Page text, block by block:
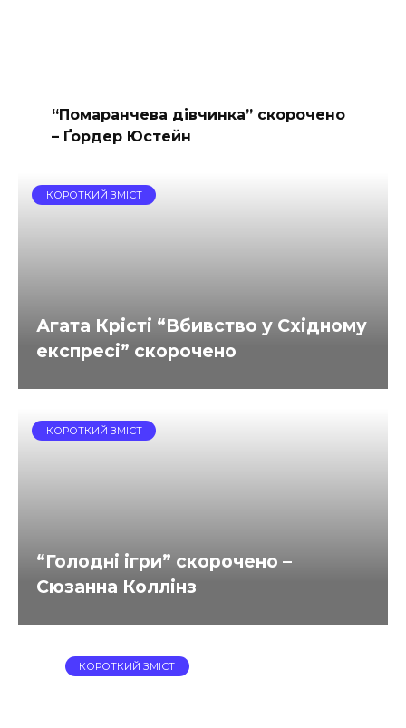
“Помаранчева дівчинка” скорочено
– Ґордер Юстейн
КОРОТКИЙ ЗМІСТ
Агата Крісті “Вбивство у Східному
експресі” скорочено
КОРОТКИЙ ЗМІСТ
“Голодні ігри” скорочено –
Сюзанна Коллінз
КОРОТКИЙ ЗМІСТ